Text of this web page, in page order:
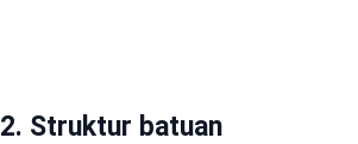
2. Struktur batuan